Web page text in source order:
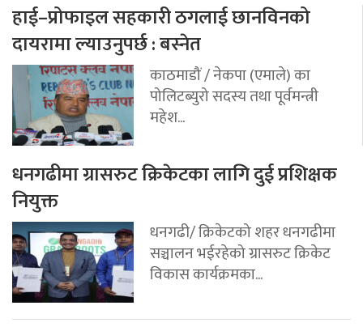
हाई–प्रोफाइल सहकारी ठगलाई छानविनको
दायरामा ल्याउनुपर्छ : बस्नेत
काठमाडौं / नेकपा (एमाले) का
पोलिटब्युरो सदस्य तथा पूर्वमन्त्री
महेश...
धनगढीमा ग्रासरुट क्रिकेटका लागि दुई प्रशिक्षक
नियुक्त
धनगढी/ क्रिकेटको शहर धनगढीमा
सञ्चालन भईरहेको ग्रासरुट क्रिकेट
विकास कार्यक्रमका...